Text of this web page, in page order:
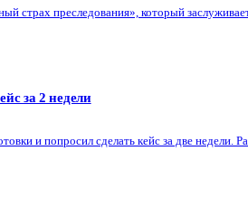
страх преследования», который
за 2 недели
и попросил сделать кейс за две